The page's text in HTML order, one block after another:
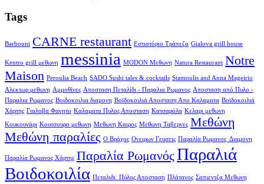
Tags
Barbouni CARNE restaurant Eστιατόριο Τράπεζα Gialova grill house
Kentro grill μεθωνη messinia MODON Μεθωνη Natura Restaurant Notre
Maison Peroulia Beach SADO Sushi tales & cocktails Stamoulis and Anna Mageirio
Αλεκτωρ μεθωνη Αμμοθίνες Αποσταση Πεταλίδι - Παραλια Ρωμανος Αποσταση από Πυλο -
Παραλια Ρωμανος Βοιδοκοιλια διαμονη Βοϊδοκοιλιά Αποσταση Απο Καλαματα Βοϊδοκοιλιά
Χάρτης Γιαλοβα Φαγητο Καλαματα Πυλος Αποσταση Κατσαρόλα Κελαρι μεθωνη
Κουκουνάρι Κουτσουρο μεθωνη Μεθωνη Καιρος Μεθωνη Ταβερνες Μεθώνη
Μεθώνη παραλίες Ο Βράχος Ονειρων Γευσεις Παραλία Ρωμανος Διαμονη
Παραλία Ρωμανος Χάρτης Παραλία Ρωμανός Παραλιά
Βοιδοκοιλία Πεταλιδι Πύλος Αποσταση Πλάτανος Σαπιεντζα Μεθωνη